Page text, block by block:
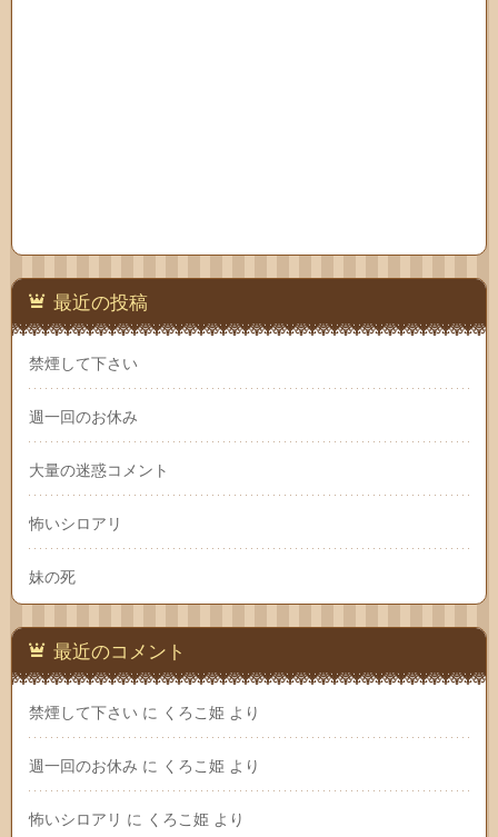
最近の投稿
禁煙して下さい
週一回のお休み
大量の迷惑コメント
怖いシロアリ
妹の死
最近のコメント
禁煙して下さい に くろこ姫 より
週一回のお休み に くろこ姫 より
怖いシロアリ に くろこ姫 より